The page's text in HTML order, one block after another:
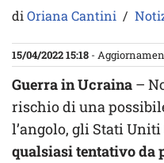
diOriana Cantini
15/04/2022 15:18 -
Guerra in Ucraina –
rischio di una
l’angolo, gli Stati
qualsiasi tentativo da